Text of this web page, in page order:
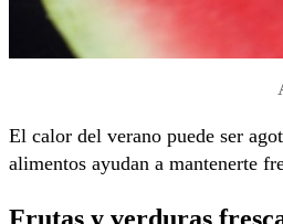
El calor del verano puede ser
alimentos ayudan a mantenerte
Frutas y verduras